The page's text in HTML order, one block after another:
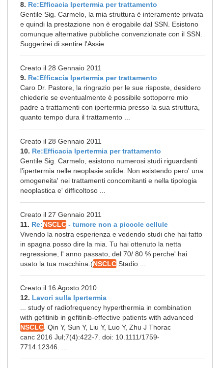
8. Re:Efficacia Ipertermia per trattamento
Gentile Sig. Carmelo, la mia struttura è interamente privata
e quindi la prestazione non è erogabile dal SSN. Esistono
comunque alternative pubbliche convenzionate con il SSN.
Suggerirei di sentire l'Assie ...
Creato il 28 Gennaio 2011
9. Re:Efficacia Ipertermia per trattamento
Caro Dr. Pastore, la ringrazio per le sue risposte, desidero
chiederle se eventualmente è possibile sottoporre mio
padre a trattamenti con ipertermia presso la sua struttura,
quanto tempo dura il trattamento ...
Creato il 28 Gennaio 2011
10. Re:Efficacia Ipertermia per trattamento
Gentile Sig. Carmelo, esistono numerosi studi riguardanti
l'ipertermia nelle neoplasie solide. Non esistendo pero' una
omogeneita' nei trattamenti concomitanti e nella tipologia
neoplastica e' difficoltoso ...
Creato il 27 Gennaio 2011
11. Re:NSCLC - tumore non a piccole cellule
Vivendo la nostra esperienza e vedendo studi che hai fatto
in spagna posso dire la mia. Tu hai ottenuto la netta
regressione, l' anno passato, del 70/ 80 % perche' hai
usato la tua macchina.(NSCLC Stadio ...
Creato il 16 Agosto 2010
12. Lavori sulla Ipertermia
... study of radiofrequency hyperthermia in combination
with gefitinib in gefitinib-effective patients with advanced
NSCLC . Qin Y, Sun Y, Liu Y, Luo Y, Zhu J Thorac
canc 2016 Jul;7(4):422-7. doi: 10.1111/1759-
7714.12346. ...